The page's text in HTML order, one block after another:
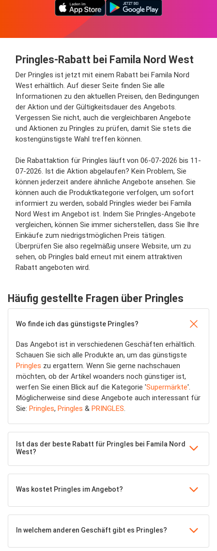
Pringles-Rabatt bei Famila Nord West
Der Pringles ist jetzt mit einem Rabatt bei Famila Nord
West erhältlich. Auf dieser Seite finden Sie alle
Informationen zu den aktuellen Preisen, den Bedingungen
der Aktion und der Gültigkeitsdauer des Angebots.
Vergessen Sie nicht, auch die vergleichbaren Angebote
und Aktionen zu Pringles zu prüfen, damit Sie stets die
kostengünstigste Wahl treffen können.
Die Rabattaktion für Pringles läuft von 06-07-2026 bis 11-
07-2026. Ist die Aktion abgelaufen? Kein Problem, Sie
können jederzeit andere ähnliche Angebote ansehen. Sie
können auch die Produktkategorie verfolgen, um sofort
informiert zu werden, sobald Pringles wieder bei Famila
Nord West im Angebot ist. Indem Sie Pringles-Angebote
vergleichen, können Sie immer sicherstellen, dass Sie Ihre
Einkäufe zum niedrigstmöglichen Preis tätigen.
Überprüfen Sie also regelmäßig unsere Website, um zu
sehen, ob Pringles bald erneut mit einem attraktiven
Rabatt angeboten wird.
Häufig gestellte Fragen über Pringles
Wo finde ich das günstigste Pringles?
Das Angebot ist in verschiedenen Geschäften erhältlich.
Schauen Sie sich alle Produkte an, um das günstigste
Pringles zu ergattern. Wenn Sie gerne nachschauen
möchten, ob der Artikel woanders noch günstiger ist,
werfen Sie einen Blick auf die Kategorie 'Supermärkte'.
Möglicherweise sind diese Angebote auch interessant für
Sie: Pringles, Pringles & PRINGLES.
Ist das der beste Rabatt für Pringles bei Famila Nord
West?
Was kostet Pringles im Angebot?
In welchem anderen Geschäft gibt es Pringles?